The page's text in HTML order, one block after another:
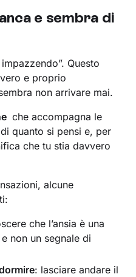
e sembra di
Questo
e proprio
non arrivare mai.
che accompagna le
quanto si pensi e, per
che tu stia davvero
alcune
che l’ansia è una
non un segnale di
: lasciare andare il